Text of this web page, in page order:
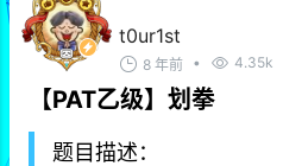
t0ur1st
8 年前 • 4.35k
【PAT乙级】划拳
题目描述：